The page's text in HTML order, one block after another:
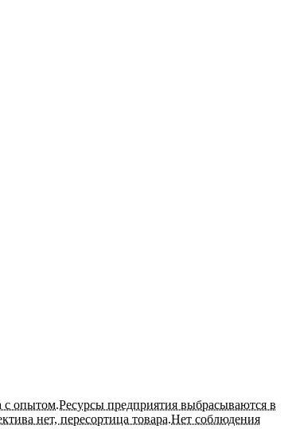
с опытом.Ресурсы предприятия выбрасываются в
нет, пересортица товара.Нет соблюдения